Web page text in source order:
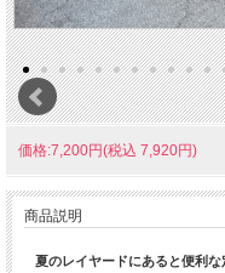
価格:7,200円(税込 7,920円)
商品説明
夏のレイヤードにあると便利